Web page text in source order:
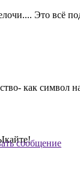
Это всё
как символ